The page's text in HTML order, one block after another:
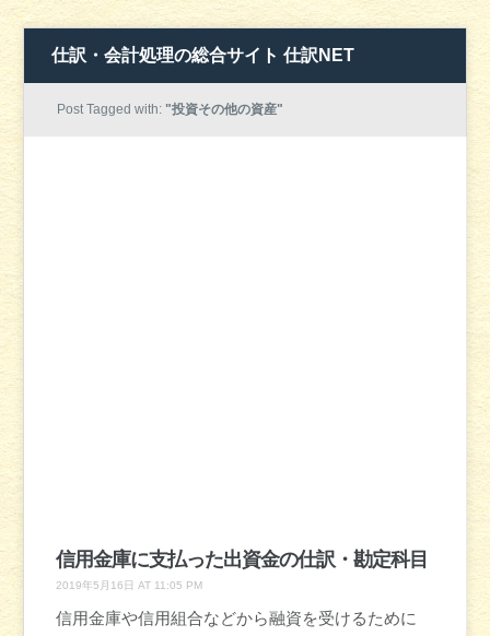
仕訳・会計処理の総合サイト 仕訳NET
Post Tagged with: "投資その他の資産"
信用金庫に支払った出資金の仕訳・勘定科目
2019年5月16日 AT 11:05 PM
信用金庫や信用組合などから融資を受けるために